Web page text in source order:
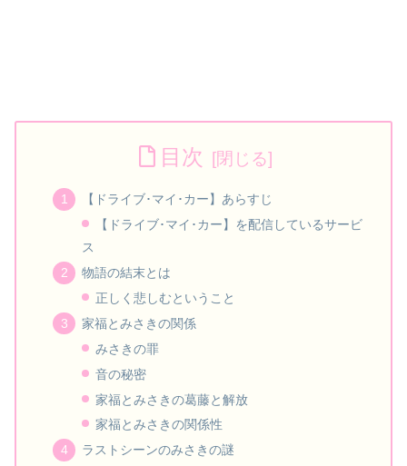
目次
【ドライブ･マイ･カー】あらすじ
【ドライブ･マイ･カー】を配信しているサービ
ス
物語の結末とは
正しく悲しむということ
家福とみさきの関係
みさきの罪
音の秘密
家福とみさきの葛藤と解放
家福とみさきの関係性
ラストシーンのみさきの謎